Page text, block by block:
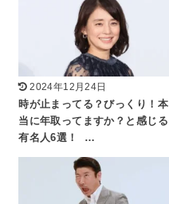
2024年12月24日
時が止まってる？びっくり！本
当に年取ってますか？と感じる
有名人6選！ …